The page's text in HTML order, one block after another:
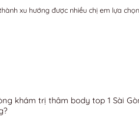
xu hướng được nhiều chị em lựa
khám trị thâm body top 1 Sài